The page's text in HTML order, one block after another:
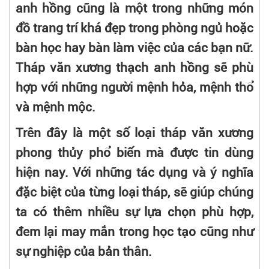
anh hồng cũng là một trong những món
đồ trang trí khá đẹp trong phòng ngủ hoặc
bàn học hay bàn làm việc của các bạn nữ.
Tháp văn xương thạch anh hồng sẽ phù
hợp với những người mệnh hỏa, mệnh thổ
và mệnh mộc.
Trên đây là một số loại tháp văn xương
phong thủy phổ biến mà được tin dùng
hiện nay. Với những tác dụng và ý nghĩa
đặc biệt của từng loại tháp, sẽ giúp chúng
ta có thêm nhiều sự lựa chọn phù hợp,
đem lại may mắn trong học tạo cũng như
sự nghiệp của bản thân.